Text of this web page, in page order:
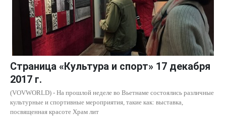
Страница «Культура и спорт» 17 декабря
2017 г.
(VOVWORLD) - На прошлой неделе во Вьетнаме состоялись различные
культурные и спортивные мероприятия, такие как: выставка,
посвященная красоте Храм лит